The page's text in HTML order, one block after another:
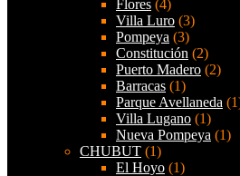
Flores (4)
Villa Luro (3)
Pompeya (3)
Constitución (2)
Puerto Madero (2)
Barracas (1)
Parque Avellaneda
Villa Lugano (1)
Nueva Pompeya (1)
CHUBUT (1)
El Hoyo (1)